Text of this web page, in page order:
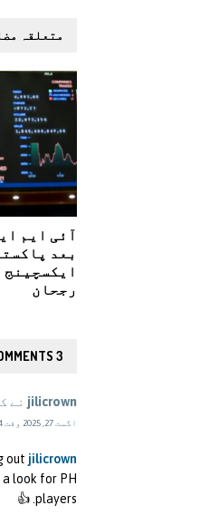
متعلقہ
آئی ایم
بعد
ایکسچینج
رجحان
3 COMMENTS
jilicrown نے
اگست 27, 2025 وقت 12:04 شام
out jilicrown
look for PH
players. 👍